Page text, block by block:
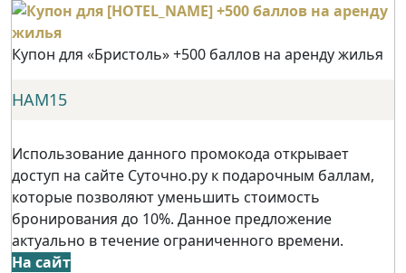
Купон для «Бристоль» +500 баллов на аренду жилья
НАМ15
Использование данного промокода открывает
доступ на сайте Суточно.ру к подарочным баллам,
которые позволяют уменьшить стоимость
бронирования до 10%. Данное предложение
актуально в течение ограниченного времени.
На сайт